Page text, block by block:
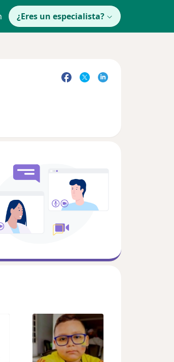
¿Eres un especialista?